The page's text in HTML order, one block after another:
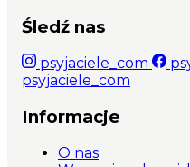
Śledź nas
psyjaciele_com
psyjaciele_com
Informacje
O nas